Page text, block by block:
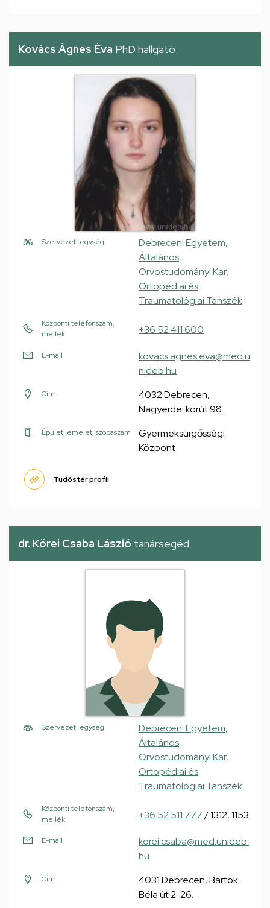
Kovács Ágnes Éva PhD hallgató
Szervezeti egység
Debreceni Egyetem,
Általános
Orvostudományi Kar,
Ortopédiai és
Traumatológiai Tanszék
Központi telefonszám,
mellék
+36 52 411 600
E-mail
kovacs.agnes.eva@med.u
nideb.hu
Cím
4032 Debrecen,
Nagyerdei körút 98.
Épület, emelet, szobaszám
Gyermeksürgősségi
Központ
Tudóstér profil
dr. Körei Csaba László tanársegéd
Szervezeti egység
Debreceni Egyetem,
Általános
Orvostudományi Kar,
Ortopédiai és
Traumatológiai Tanszék
Központi telefonszám,
mellék
+36 52 511 777/ 1312, 1153
E-mail
korei.csaba@med.unideb.
hu
Cím
4031 Debrecen, Bartók
Béla út 2-26.